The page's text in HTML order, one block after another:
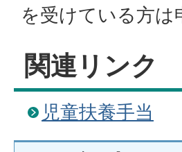
を受けている方
関連リンク
児童扶養手当